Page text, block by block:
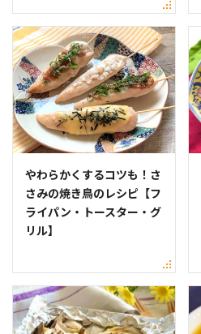
やわらかくするコツも！さ
さみの焼き鳥のレシピ【フ
ライパン・トースター・グ
リル】